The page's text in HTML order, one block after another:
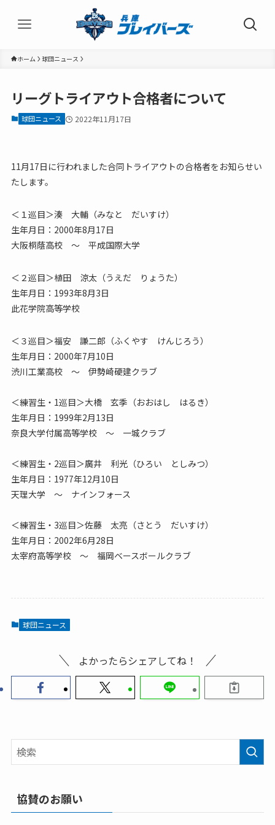
ホーム 球団ニュース
リーグトライアウト合格者について
球団ニュース 2022年11月17日
11月17日に行われました合同トライアウトの合格者をお知らせい
たします。
＜１巡目＞湊 大輔（みなと だいすけ）
生年月日：2000年8月17日
大阪桐蔭高校 ～ 平成国際大学
＜２巡目＞植田 涼太（うえだ りょうた）
生年月日：1993年8月3日
此花学院高等学校
＜３巡目＞福安 謙二郎（ふくやす けんじろう）
生年月日：2000年7月10日
渋川工業高校 ～ 伊勢崎硬建クラブ
＜練習生・1巡目＞大橋 玄季（おおはし はるき）
生年月日：1999年2月13日
奈良大学付属高等学校 ～ 一城クラブ
＜練習生・2巡目＞廣井 利光（ひろい としみつ）
生年月日：1977年12月10日
天理大学 ～ ナインフォース
＜練習生・3巡目＞佐藤 太亮（さとう だいすけ）
生年月日：2002年6月28日
太宰府高等学校 ～ 福岡ベースボールクラブ
球団ニュース
よかったらシェアしてね！
協賛のお願い